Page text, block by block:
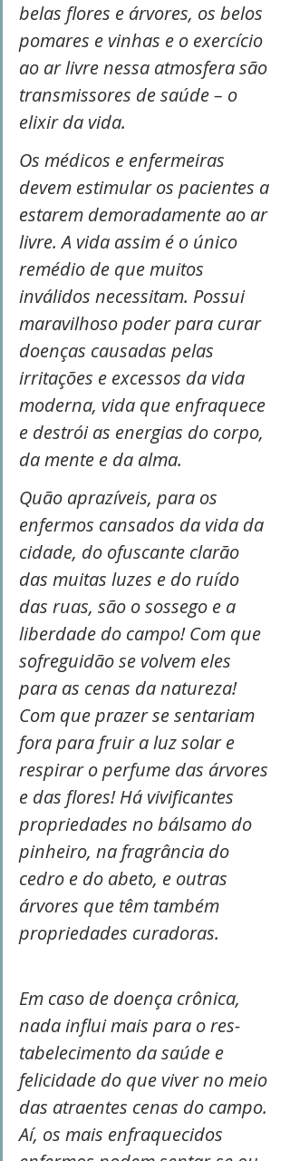
belas flores e árvores, os belos
pomares e vinhas e o exercício
ao ar livre nessa atmosfera são
transmissores de saúde – o
elixir da vida.
Os médicos e enfermeiras
devem estimular os pacientes a
estarem demoradamente ao ar
livre. A vida assim é o único
remédio de que muitos
inválidos necessitam. Possui
maravilhoso poder para curar
doenças causadas pelas
irritações e excessos da vida
moderna, vida que enfraquece
e destrói as energias do corpo,
da mente e da alma.
Quão aprazíveis, para os
enfermos cansados da vida da
cidade, do ofuscante clarão
das muitas luzes e do ruído
das ruas, são o sossego e a
liberdade do campo! Com que
sofreguidão se volvem eles
para as cenas da natureza!
Com que prazer se sentariam
fora para fruir a luz solar e
respirar o perfume das árvores
e das flores! Há vivificantes
propriedades no bálsamo do
pinheiro, na fragrância do
cedro e do abeto, e outras
árvores que têm também
propriedades curadoras.
Em caso de doença crônica,
nada influi mais para o res-
tabelecimento da saúde e
felicidade do que viver no meio
das atraentes cenas do campo.
Aí, os mais enfraquecidos